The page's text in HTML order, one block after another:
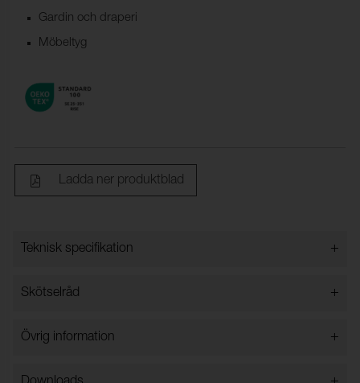
Gardin och draperi
Möbeltyg
Ladda ner produktblad
Teknisk specifikation +
Bredd:
Typ:
Skötselråd +
Vattentvätt 40 grader
Strykning på max. 100°C
Övrig information +